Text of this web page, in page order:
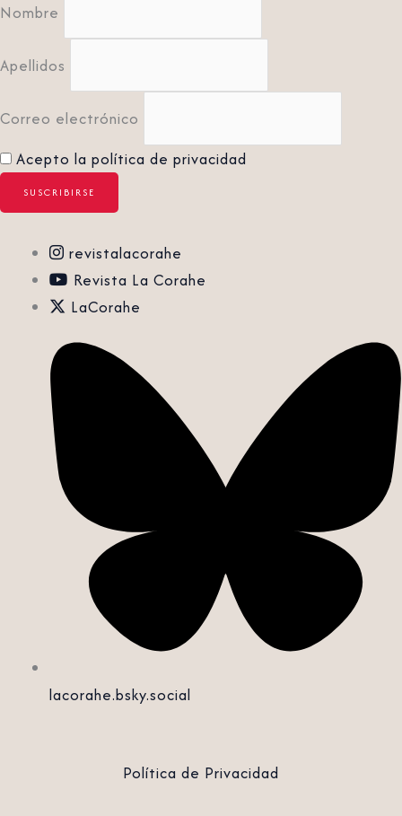
Nombre
Apellidos
Correo electrónico
Acepto la política de privacidad
revistalacorahe
Revista La Corahe
LaCorahe
lacorahe.bsky.social‬
Política de Privacidad